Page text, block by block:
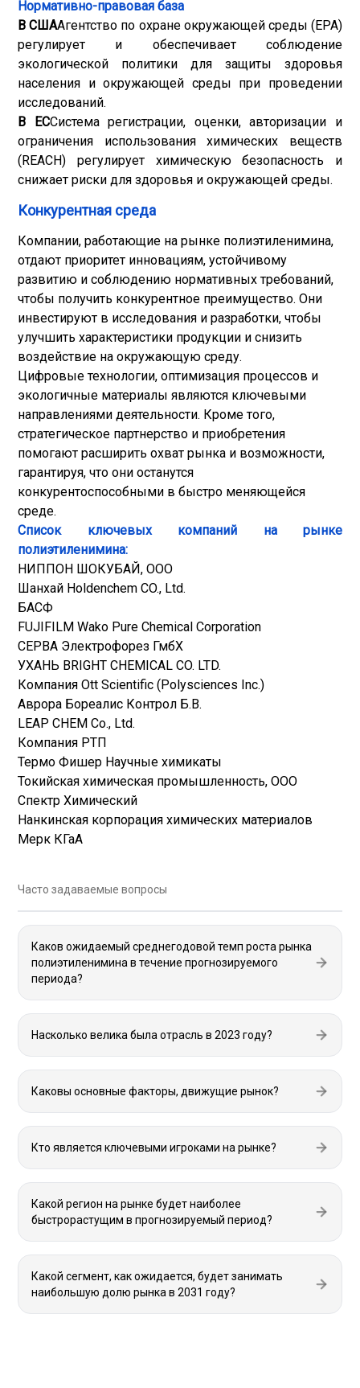
Нормативно-правовая база
В СШААгентство по охране окружающей среды (EPA)
регулирует и обеспечивает соблюдение
экологической политики для защиты здоровья
населения и окружающей среды при проведении
исследований.
В ЕССистема регистрации, оценки, авторизации и
ограничения использования химических веществ
(REACH) регулирует химическую безопасность и
снижает риски для здоровья и окружающей среды.
Конкурентная среда
Компании, работающие на рынке полиэтиленимина,
отдают приоритет инновациям, устойчивому
развитию и соблюдению нормативных требований,
чтобы получить конкурентное преимущество. Они
инвестируют в исследования и разработки, чтобы
улучшить характеристики продукции и снизить
воздействие на окружающую среду.
Цифровые технологии, оптимизация процессов и
экологичные материалы являются ключевыми
направлениями деятельности. Кроме того,
стратегическое партнерство и приобретения
помогают расширить охват рынка и возможности,
гарантируя, что они останутся
конкурентоспособными в быстро меняющейся
среде.
Список ключевых компаний на рынке
полиэтиленимина:
НИППОН ШОКУБАЙ, ООО
Шанхай Holdenchem CO., Ltd.
БАСФ
FUJIFILM Wako Pure Chemical Corporation
СЕРВА Электрофорез ГмбХ
УХАНЬ BRIGHT CHEMICAL CO. LTD.
Компания Ott Scientific (Polysciences Inc.)
Аврора Бореалис Контрол Б.В.
LEAP CHEM Co., Ltd.
Компания РТП
Термо Фишер Научные химикаты
Токийская химическая промышленность, ООО
Спектр Химический
Нанкинская корпорация химических материалов
Мерк КГаА
Часто задаваемые вопросы
Каков ожидаемый среднегодовой темп роста рынка
полиэтиленимина в течение прогнозируемого
периода?
Насколько велика была отрасль в 2023 году?
Каковы основные факторы, движущие рынок?
Кто является ключевыми игроками на рынке?
Какой регион на рынке будет наиболее
быстрорастущим в прогнозируемый период?
Какой сегмент, как ожидается, будет занимать
наибольшую долю рынка в 2031 году?